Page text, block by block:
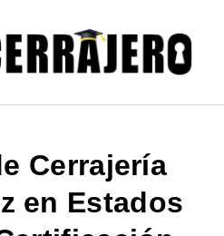
Cerrajería
en Estados